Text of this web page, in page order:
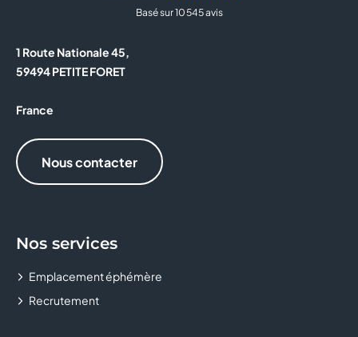
KIKO MILANO
LA BOUTIQUE DU COIFFEUR
MANÈGE
MS MODE
Basé sur 10 545 avis
1 Route Nationale 45,
59494 PETITE FORET
France
Nous contacter
Nos services
Emplacement éphémère
Recrutement